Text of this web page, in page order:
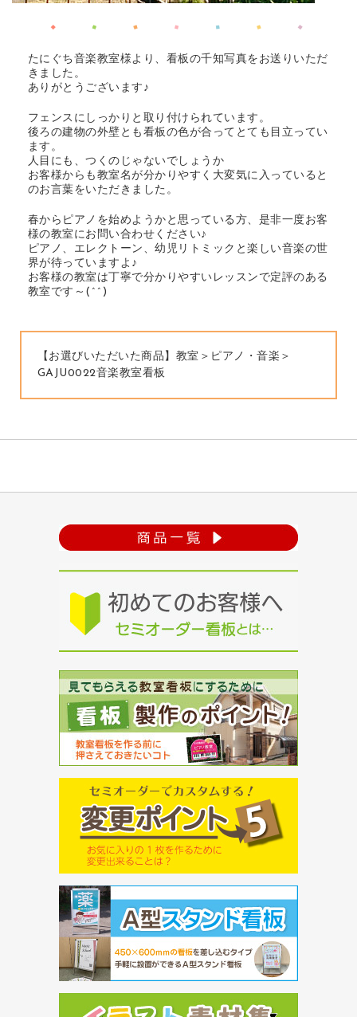
たにぐち音楽教室様より、看板の千知写真をお送りいただ
きました。
ありがとうございます♪
フェンスにしっかりと取り付けられています。
後ろの建物の外壁とも看板の色が合ってとても目立ってい
ます。
人目にも、つくのじゃないでしょうか
お客様からも教室名が分かりやすく大変気に入っていると
のお言葉をいただきました。
春からピアノを始めようかと思っている方、是非一度お客
様の教室にお問い合わせください♪
ピアノ、エレクトーン、幼児リトミックと楽しい音楽の世
界が待っていますよ♪
お客様の教室は丁寧で分かりやすいレッスンで定評のある
教室です～(^^)
【お選びいただいた商品】教室＞ピアノ・音楽＞
GAJU0022音楽教室看板